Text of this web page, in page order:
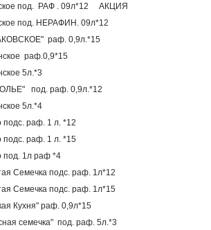
под. РАФ . 09л*12 АКЦИЯ
под. НЕРАФИН. 09л*12
раф. 0,9л.*15
раф.0,9*15
5л.*3
под. раф. 0,9л.*12
5л.*4
раф. 1 л. *12
раф. 1 л. *15
под. 1л раф *4
Семечка подс. раф. 1л*12
Семечка подс. раф. 1л*15
Кухня" раф. 0,9л*15
семечка" под. раф. 5л.*3